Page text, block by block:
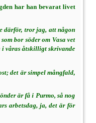
har han bevarat livet
där­för, tror jag, att någon
bor söder om Vasa vet
i våras åtskilligt skrivande
det är simpel mångfald,
är få i Purmo, så nog
arbetsdag, ja, det är för